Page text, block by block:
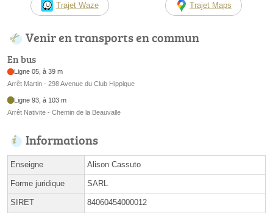
Trajet Waze Trajet Maps
Venir en transports en commun
En bus
Ligne 05, à 39 m
Arrêt Martin - 298 Avenue du Club Hippique
Ligne 93, à 103 m
Arrêt Nativite - Chemin de la Beauvalle
Informations
Enseigne Alison Cassuto
Forme juridique SARL
SIRET 84060454000012